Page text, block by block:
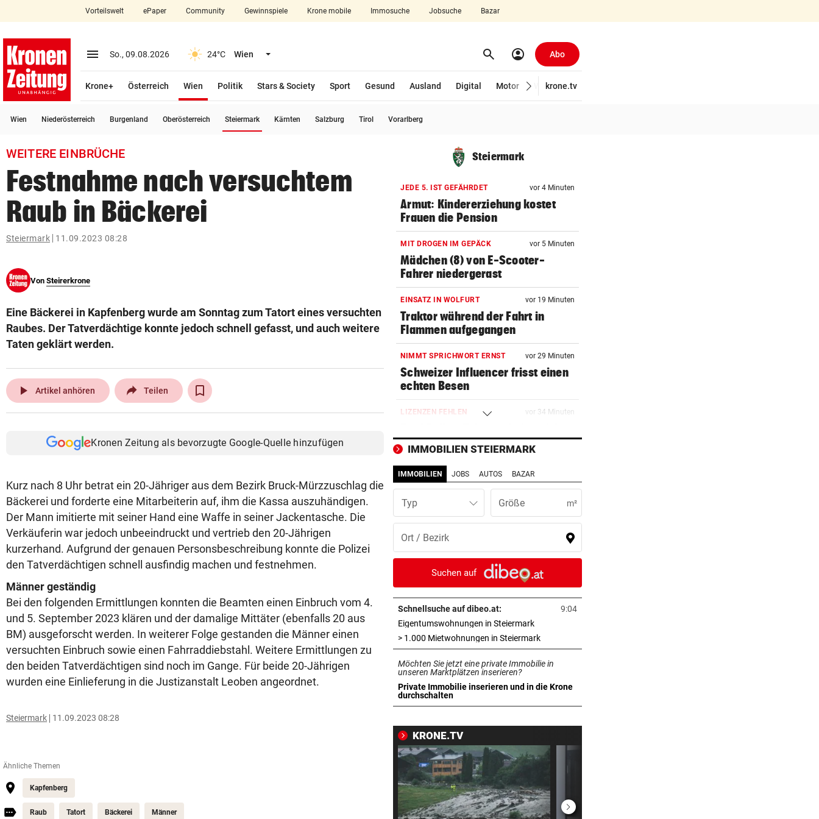
closeSchließen
account_circle Anmelden
arrow_right
Bundesland auswählen
bookmark
search
Suchbegriff
eingeben
© Krone Multimedia GmbH & Co KG 2026
Vorteilswelt ePaper Community Gewinnspiele Krone mobile Immosuche Jobsuche Bazar
menu Menü aufklappen
So., 09.08.2026 24°C Wien Menü aufklappen search Suchen
account_circle Abo
Krone+ Österreich Wien
Politik
Stars & Society Sport Gesund Ausland Digital Motor Wirtschaft
krone.tv
Wien Niederösterreich Burgenland Oberösterreich Steiermark Kärnten Salzburg Tirol Vorarlberg
WEITERE EINBRÜCHE
Festnahme nach versuchtem
Raub in Bäckerei
Steiermark 11.09.2023 08:28
Von Steirerkrone
Eine Bäckerei in Kapfenberg wurde am Sonntag zum Tatort eines versuchten
Raubes. Der Tatverdächtige konnte jedoch schnell gefasst, und auch weitere
Taten geklärt werden.
play_arrow Artikel anhören Teilen
Kronen Zeitung als bevorzugte Google-Quelle hinzufügen
Kurz nach 8 Uhr betrat ein 20-Jähriger aus dem Bezirk Bruck-Mürzzuschlag die
Bäckerei und forderte eine Mitarbeiterin auf, ihm die Kassa auszuhändigen.
Der Mann imitierte mit seiner Hand eine Waffe in seiner Jackentasche. Die
Verkäuferin war jedoch unbeeindruckt und vertrieb den 20-Jährigen
kurzerhand. Aufgrund der genauen Personsbeschreibung konnte die Polizei
den Tatverdächtigen schnell ausfindig machen und festnehmen.
Männer geständig
Bei den folgenden Ermittlungen konnten die Beamten einen Einbruch vom 4.
und 5. September 2023 klären und der damalige Mittäter (ebenfalls 20 aus
BM) ausgeforscht werden. In weiterer Folge gestanden die Männer einen
versuchten Einbruch sowie einen Fahrraddiebstahl. Weitere Ermittlungen zu
den beiden Tatverdächtigen sind noch im Gange. Für beide 20-Jährigen
wurden eine Einlieferung in die Justizanstalt Leoben angeordnet.
Steiermark 11.09.2023 08:28
Ähnliche Themen
Kapfenberg
Raub Tatort Bäckerei Männer
Steiermark
JEDE 5. IST GEFÄHRDET vor 4 Minuten
Armut: Kindererziehung kostet
Frauen die Pension
MIT DROGEN IM GEPÄCK vor 5 Minuten
Mädchen (8) von E-Scooter-
Fahrer niedergerast
EINSATZ IN WOLFURT vor 19 Minuten
Traktor während der Fahrt in
Flammen aufgegangen
NIMMT SPRICHWORT ERNST vor 29 Minuten
Schweizer Influencer frisst einen
echten Besen
LIZENZEN FEHLEN vor 34 Minuten
der Warteschleife
VERANSTALTER GESCHOCKT
Festival wurde nach
Bombendrohung geräumt
WUSSTEN SIE DAS? vor 34 Minuten
Schräge Mitführpflicht auch in
einem Nachbarland!
vor 39 Minuten
Wenn Bauarbeiter auf dem Dach
zusammenbrechen
BABYGLÜCK MIT TOM BECK vor 42 Minuten
Drittes Kind für „GZSZ“-Star
Chryssanthi Kavazi
TÄTER AUF DER FLUCHT vor 43 Minuten
Bremen: Autofahrer schlägt auf
URSACHE WOHL BEKANNT vor einer Stunde
Wohnungsbrand mitten in Nacht:
Bewohner evakuiert
RÜCKSCHLAG VOR US OPEN vor einer Stunde
IMMOBILIEN STEIERMARK
IMMOBILIEN JOBS AUTOS BAZAR
Typ m²
Suchen auf
Schnellsuche auf dibeo.at:
9:04
Eigentumswohnungen in Steiermarkin neuem Tab öffnen
> 1.000 Mietwohnungen in Steiermarkin neuem Tab öffnen
Möchten Sie jetzt eine private Immobilie in
unseren Marktplätzen inserieren?
Private Immobilie inserieren und in die Krone
durchschalten
in neuem Tab öffnen
KRONE.TV